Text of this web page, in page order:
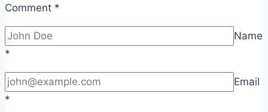
Comment *
Name
*
Email
*